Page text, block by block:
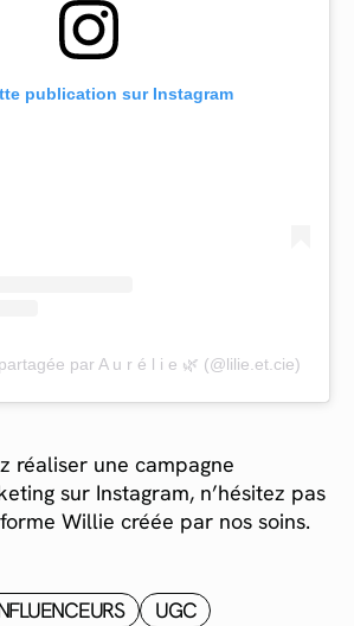
publication sur Instagram
par A u r é l i e 🌿 (@lilie.et.cie)
réaliser une campagne
sur Instagram, n’hésitez pas
Willie créée par nos soins.
UGC